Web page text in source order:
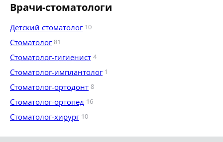
Врачи-стоматологи
Детский стоматолог 10
Стоматолог 81
Стоматолог-гигиенист 4
Стоматолог-имплантолог 1
Стоматолог-ортодонт 8
Стоматолог-ортопед 16
Стоматолог-хирург 10